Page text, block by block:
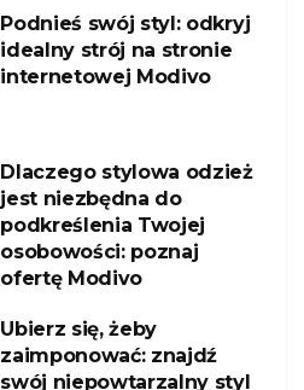
Podnieś swój styl: odkryj
idealny strój na stronie
internetowej Modivo
Dlaczego stylowa odzież
jest niezbędna do
podkreślenia Twojej
osobowości: poznaj
ofertę Modivo
Ubierz się, żeby
zaimponować: znajdź
swój niepowtarzalny styl